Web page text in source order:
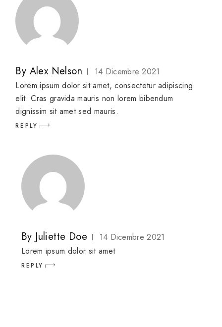
By Alex Nelson
14 Dicembre 2021
Lorem ipsum dolor sit amet, consectetur adipiscing
elit. Cras gravida mauris non lorem bibendum
dignissim sit amet sed mauris.
REPLY
By Juliette Doe
14 Dicembre 2021
Lorem ipsum dolor sit amet
REPLY